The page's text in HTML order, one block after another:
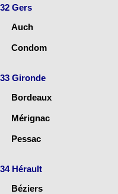
32 Gers
Auch
Condom
33 Gironde
Bordeaux
Mérignac
Pessac
34 Hérault
Béziers